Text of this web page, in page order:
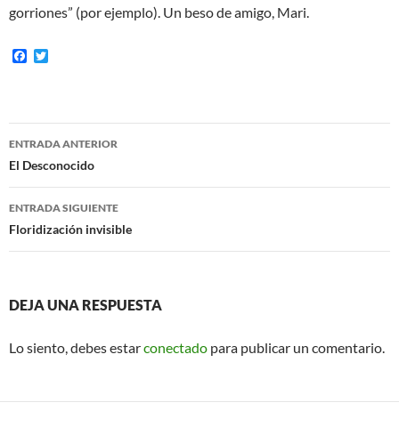
gorriones” (por ejemplo). Un beso de amigo, Mari.
F
o
o
e
r
Navegación
de
entradas
ENTRADA ANTERIOR
El Desconocido
ENTRADA SIGUIENTE
Floridización invisible
DEJA UNA RESPUESTA
Lo siento, debes estarconectado para publicar un comentario.